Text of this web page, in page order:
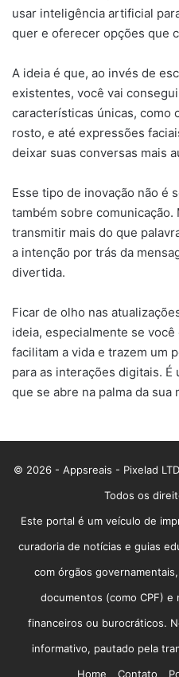
usar inteligência artificial
quer e oferecer opções que
A ideia é que, ao invés de
existentes, você vai
características únicas, como
rosto, e até expressões
deixar suas conversas mais
Esse tipo de inovação não é
também sobre
transmitir mais do que
a intenção por trás da
divertida.
Ficar de olho nas
ideia, especialmente se
facilitam a vida e trazem um
para as interações digitais.
que se abre na palma da sua
© 2026 - Appsreais - Pixelad
Todos os
Este portal é um veículo de
curadoria de notícias e guias
com órgãos
documentos (como CPF) e
financeiros ou burocráticos.
informativo, pautado pela
Home
Contato